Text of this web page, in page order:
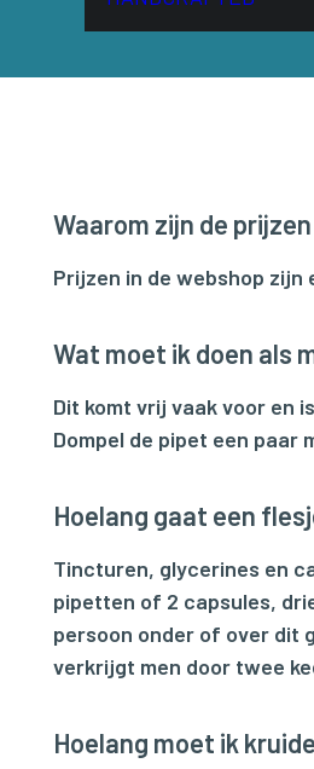
Waarom zijn de
Prijzen in de webshop
Wat moet ik doen als
Dit komt vrij vaak voor en
Dompel de pipet een
Hoelang gaat een
Tincturen, glycerines en
pipetten of 2 capsules,
persoon onder of over dit
verkrijgt men door twee
Hoelang moet ik